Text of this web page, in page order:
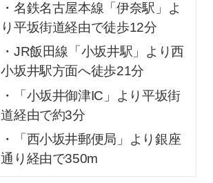
・名鉄名古屋本線「伊奈駅」よ
り平坂街道経由で徒歩12分
・JR飯田線「小坂井駅」より西
小坂井駅方面へ徒歩21分
・「小坂井御津IC」より平坂街
道経由で約3分
・「西小坂井郵便局」より銀座
通り経由で350m